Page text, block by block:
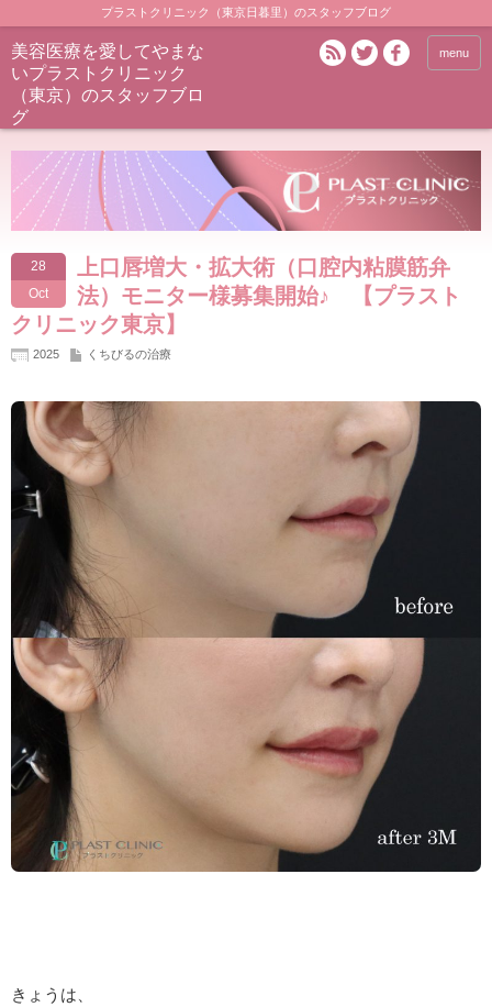
プラストクリニック（東京日暮里）のスタッフブログ
美容医療を愛してやまな
いプラストクリニック
（東京）のスタッフブロ
グ
menu
28
Oct
上口唇増大・拡大術（口腔内粘膜筋弁
法）モニター様募集開始♪ 【プラスト
クリニック東京】
2025 くちびるの治療
きょうは、